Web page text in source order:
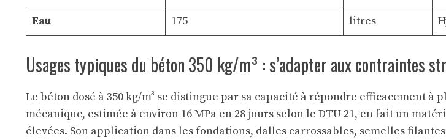
Eau 175 litres
Usages typiques du béton 350 kg/m³ : s’adapter aux contraintes
Le béton dosé à 350 kg/m³ se distingue par sa capacité à répondre efficacement
mécanique, estimée à environ 16 MPa en 28 jours selon le DTU 21, en fait un
élevées. Son application dans les fondations, dalles carrossables, semelles